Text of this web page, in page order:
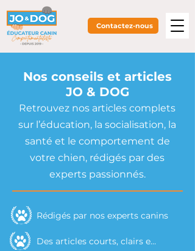
Contactez-nous
Nos conseils et articles
JO & DOG
Retrouvez nos articles complets
sur l’éducation, la socialisation, la
santé et le comportement de
votre chien, rédigés par des
experts passionnés.
Rédigés par nos experts canins
Des articles courts, clairs et